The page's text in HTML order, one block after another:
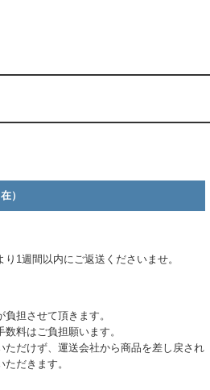
）
1週間以内にご返送くださいませ。
担させて頂きます。
料はご負担願います。
だけず、運送会社から商品を差し戻され
ただきます。